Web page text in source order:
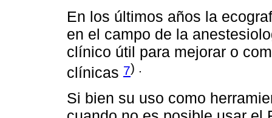
En los últimos años la
en el campo de la
clínico útil para mejorar o
clínicas 7) .
Si bien su uso como